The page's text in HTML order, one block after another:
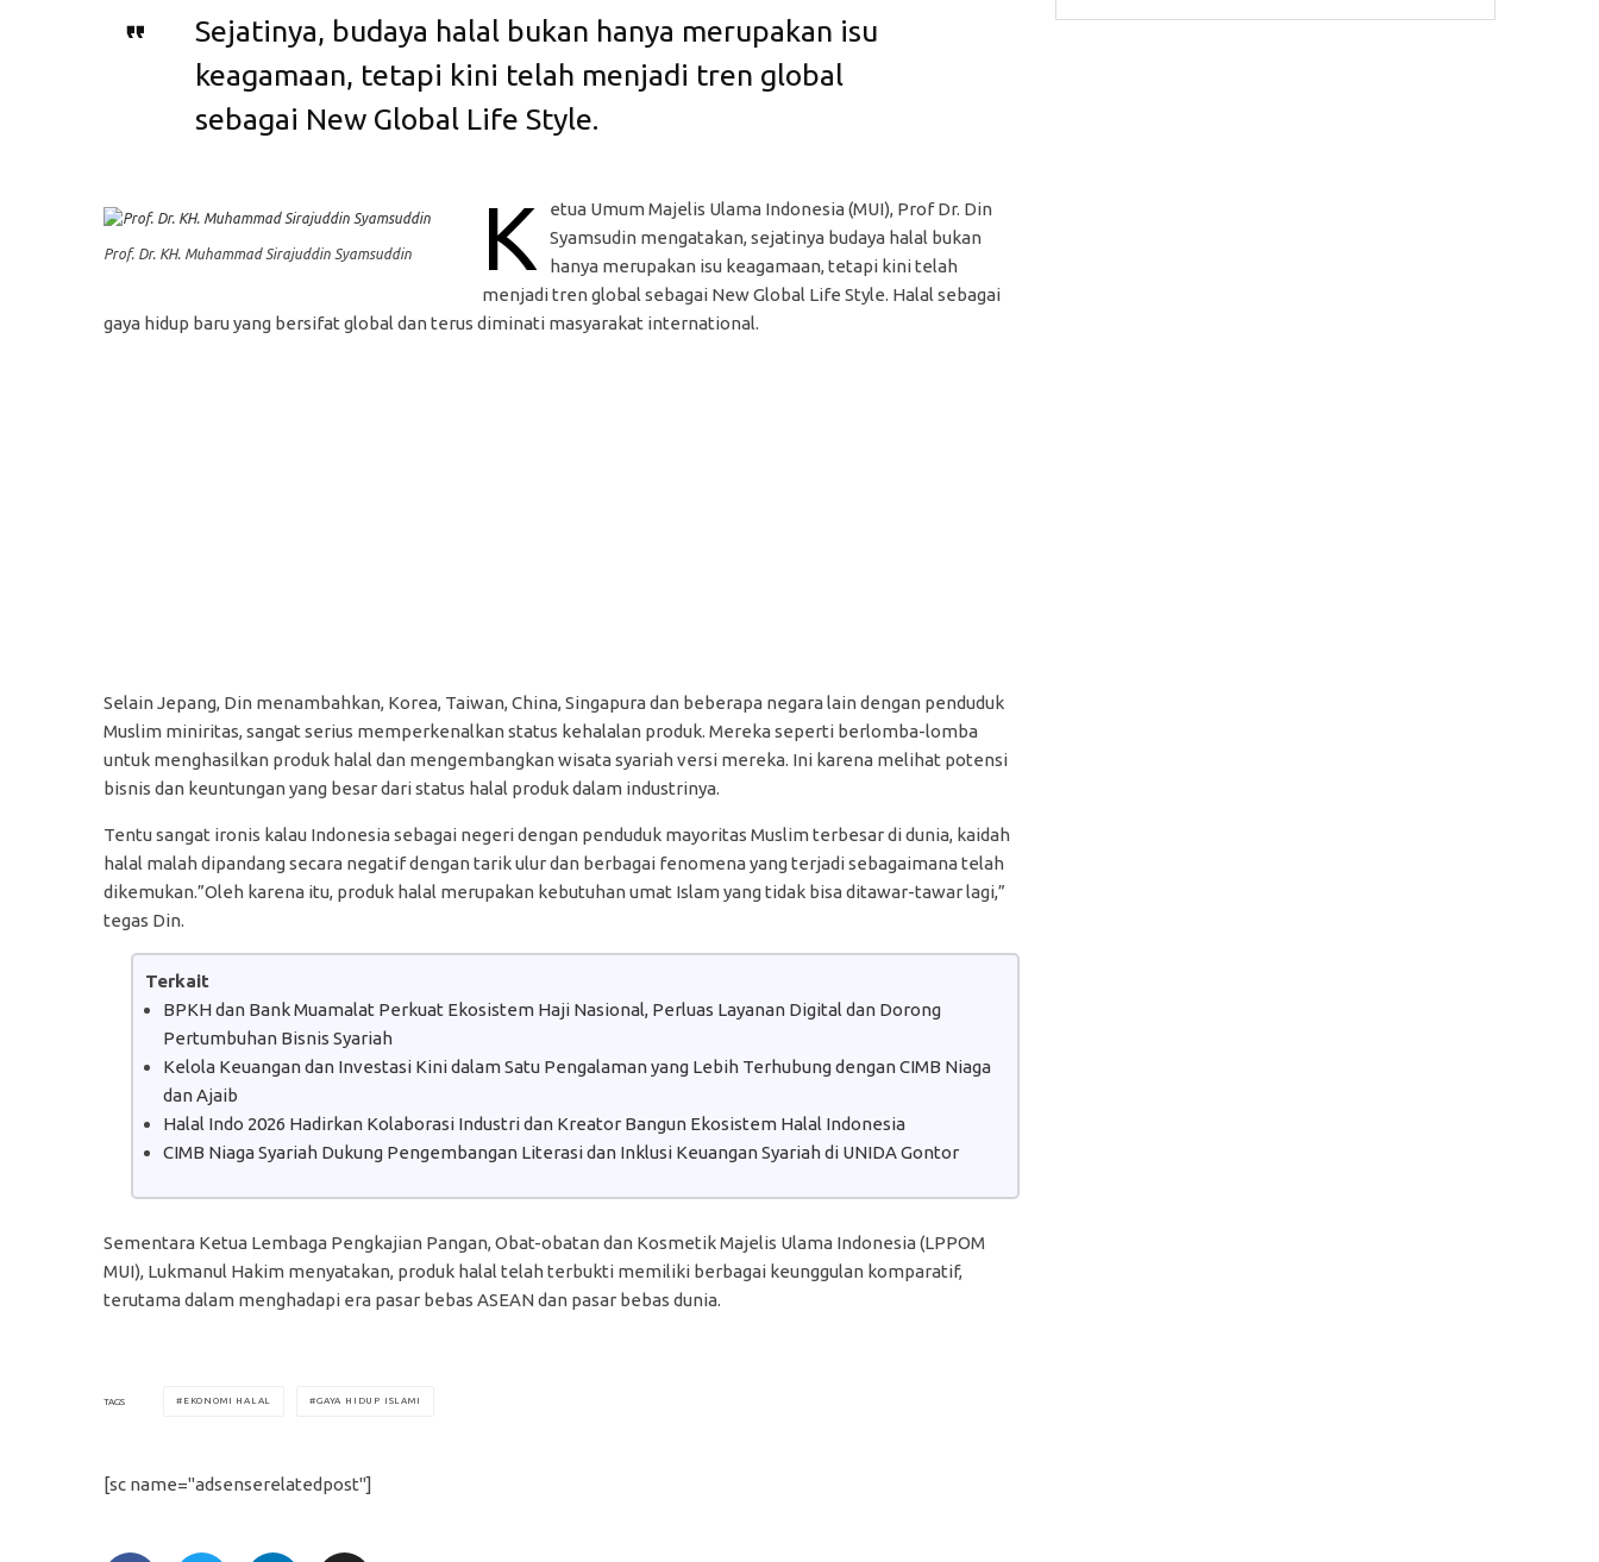
Sejatinya, budaya halal bukan hanya merupakan isu
keagamaan, tetapi kini telah menjadi tren global
sebagai New Global Life Style.
Prof. Dr. KH. Muhammad Sirajuddin Syamsuddin K
etua Umum Majelis Ulama Indonesia (MUI), Prof Dr. Din
Syamsudin mengatakan, sejatinya budaya halal bukan
hanya merupakan isu keagamaan, tetapi kini telah
menjadi tren global sebagai New Global Life Style. Halal sebagai
gaya hidup baru yang bersifat global dan terus diminati masyarakat international.
Selain Jepang, Din menambahkan, Korea, Taiwan, China, Singapura dan beberapa negara lain dengan penduduk
Muslim miniritas, sangat serius memperkenalkan status kehalalan produk. Mereka seperti berlomba-lomba
untuk menghasilkan produk halal dan mengembangkan wisata syariah versi mereka. Ini karena melihat potensi
bisnis dan keuntungan yang besar dari status halal produk dalam industrinya.
Tentu sangat ironis kalau Indonesia sebagai negeri dengan penduduk mayoritas Muslim terbesar di dunia, kaidah
halal malah dipandang secara negatif dengan tarik ulur dan berbagai fenomena yang terjadi sebagaimana telah
dikemukan.”Oleh karena itu, produk halal merupakan kebutuhan umat Islam yang tidak bisa ditawar-tawar lagi,”
tegas Din.
Terkait
BPKH dan Bank Muamalat Perkuat Ekosistem Haji Nasional, Perluas Layanan Digital dan Dorong
Pertumbuhan Bisnis Syariah
Kelola Keuangan dan Investasi Kini dalam Satu Pengalaman yang Lebih Terhubung dengan CIMB Niaga
dan Ajaib
Halal Indo 2026 Hadirkan Kolaborasi Industri dan Kreator Bangun Ekosistem Halal Indonesia
CIMB Niaga Syariah Dukung Pengembangan Literasi dan Inklusi Keuangan Syariah di UNIDA Gontor
Sementara Ketua Lembaga Pengkajian Pangan, Obat-obatan dan Kosmetik Majelis Ulama Indonesia (LPPOM
MUI), Lukmanul Hakim menyatakan, produk halal telah terbukti memiliki berbagai keunggulan komparatif,
terutama dalam menghadapi era pasar bebas ASEAN dan pasar bebas dunia.
TAGS EKONOMI HALAL GAYA HIDUP ISLAMI
[sc name="adsenserelatedpost"]